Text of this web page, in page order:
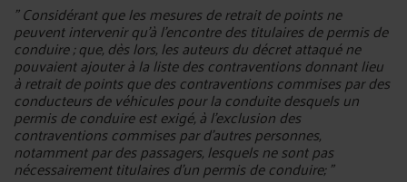
" Considérant que les mesures de retrait de points ne
peuvent intervenir qu'à l'encontre des titulaires de permis de
conduire ; que, dès lors, les auteurs du décret attaqué ne
pouvaient ajouter à la liste des contraventions donnant lieu
à retrait de points que des contraventions commises par des
conducteurs de véhicules pour la conduite desquels un
permis de conduire est exigé, à l'exclusion des
contraventions commises par d'autres personnes,
notamment par des passagers, lesquels ne sont pas
nécessairement titulaires d'un permis de conduire; "